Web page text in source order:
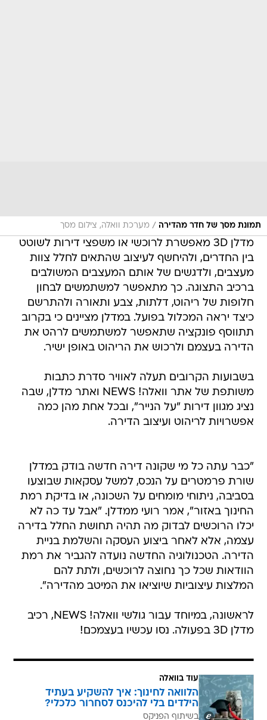
תמונת מסך של חדר מהדירה / מערכת וואלה, צילום מסך
מדלן 3D מאפשרת לרוכשי או משפצי דירות לשוטט
בין החדרים, ולהיחשף לעיצוב שהתאים לחלל צוות
מעצבים, ולדגשים של אותם המעצבים המשולבים
ברכיב התצוגה. כך מתאפשר למשתמשים לבחון
חלופות של ריהוט, דלתות, צבע ותאורה ולהתרשם
כיצד יראה המכלול בפועל. במדלן מציינים כי בקרוב
תתווסף פונקציה שתאפשר למשתמשים לרהט את
הדירה בעצמם ולרכוש את הריהוט באופן ישיר.
בשבועות הקרובים תעלה לאוויר סדרת כתבות
משותפת של אתר וואלה! NEWS ואתר מדלן, שבה
נציג מגוון דירות "על הנייר", ובכל אחת מהן כמה
אפשרויות לריהוט ועיצוב הדירה.
"כבר עתה כל מי שקונה דירה חדשה בודק במדלן
שורת פרמטרים על הנכס, למשל עסקאות שבוצעו
בסביבה, ניתוחי מומחים על השכונה, או בדיקת רמת
החינוך באזור", אמר רועי ממדלן. "אבל עד כה לא
יכלו הרוכשים לבדוק מה תהיה תחושת החלל בדירה
עצמה, אלא לאחר ביצוע העסקה והשלמת בניית
הדירה. הטכנולוגיה החדשה נועדה להגביר את רמת
הוודאות שכל כך נחוצה לרוכשים, ולתת להם
המלצות עיצוביות שיוציאו את המיטב מהדירה".
לראשונה, במיוחד עבור גולשי וואלה! NEWS, רכיב
מדלן 3D בפעולה. נסו עכשיו בעצמכם!
עוד בוואלה
הלוואה לחינוך: איך להשקיע בעתיד
הילדים בלי להיכנס לסחרור כלכלי?
בשיתוף הפניקס